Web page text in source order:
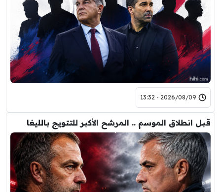
2026/08/09 - 13:32
قبل انطلاق الموسم .. المرشح الأكبر للتتويج بالليغا